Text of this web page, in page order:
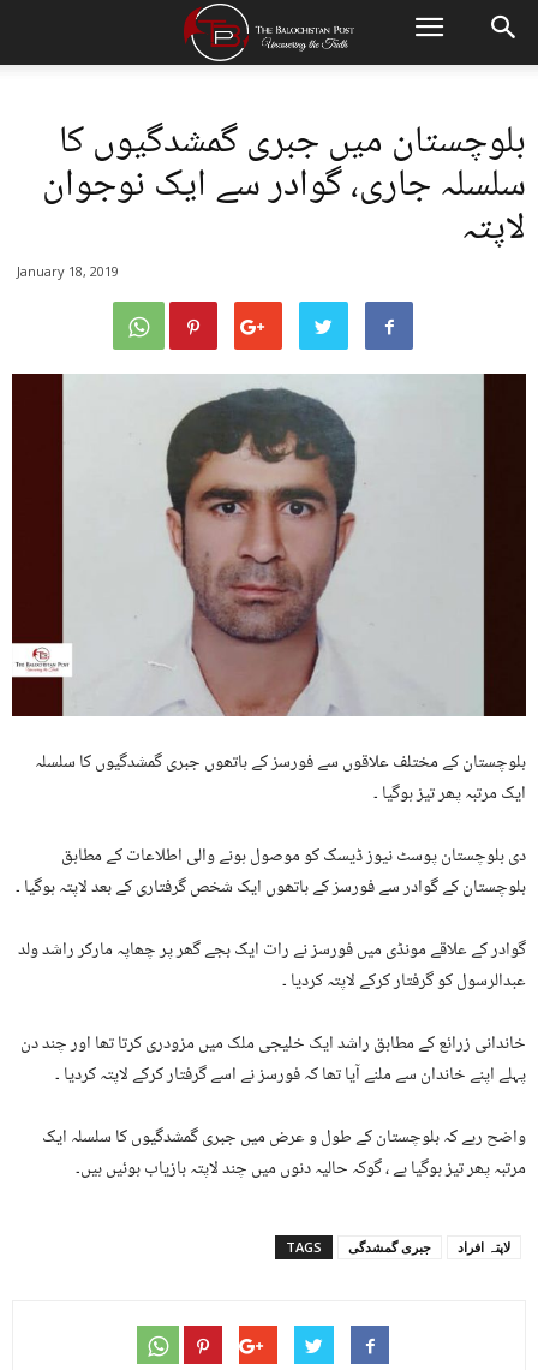
بلوچستان میں جبری گمشدگیوں کا
سلسلہ جاری، گوادر سے ایک نوجوان
لاپتہ
January 18, 2019
بلوچستان کے مختلف علاقوں سے فورسز کے ہاتھوں جبری گمشدگیوں کا سلسلہ
ایک مرتبہ پھر تیز ہوگیا ۔
دی بلوچستان پوسٹ نیوز ڈیسک کو موصول ہونے والی اطلاعات کے مطابق
بلوچستان کے گوادر سے فورسز کے ہاتھوں ایک شخص گرفتاری کے بعد لاپتہ ہوگیا ۔
گوادر کے علاقے مونڈی میں فورسز نے رات ایک بجے گھر پر چھاپہ مارکر راشد ولد
عبدالرسول کو گرفتار کرکے لاپتہ کردیا ۔
خاندانی زرائع کے مطابق راشد ایک خلیجی ملک میں مزودری کرتا تھا اور چند دن
پہلے اپنے خاندان سے ملنے آیا تھا کہ فورسز نے اسے گرفتار کرکے لاپتہ کردیا ۔
واضح رہے کہ بلوچستان کے طول و عرض میں جبری گمشدگیوں کا سلسلہ ایک
مرتبہ پھر تیز ہوگیا ہے ، گوکہ حالیہ دنوں میں چند لاپتہ بازیاب ہوئیں ہیں۔
TAGS جبری گمشدگی لاپتہ افراد